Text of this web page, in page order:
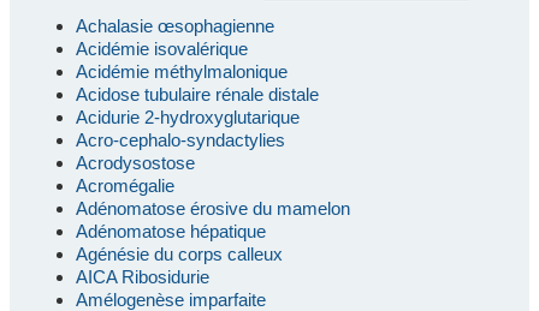
Achalasie œsophagienne
Acidémie isovalérique
Acidémie méthylmalonique
Acidose tubulaire rénale distale
Acidurie 2-hydroxyglutarique
Acro-cephalo-syndactylies
Acrodysostose
Acromégalie
Adénomatose érosive du mamelon
Adénomatose hépatique
Agénésie du corps calleux
AICA Ribosidurie
Amélogenèse imparfaite